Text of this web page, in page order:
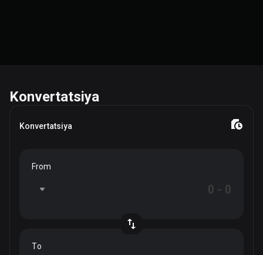
Konvertatsiya
Konvertatsiya
From
To